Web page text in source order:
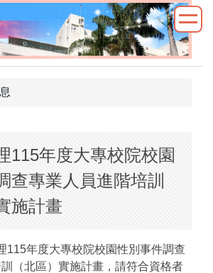
115年度大專校院校園
查專業人員進階培訓
施計畫
115年度大專校院校園性別事件調查
（北區）實施計畫，請符合資格者